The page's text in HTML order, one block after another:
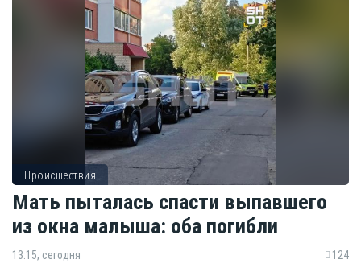
Происшествия
Мать пыталась спасти выпавшего
из окна малыша: оба погибли
13:15, сегодня 124